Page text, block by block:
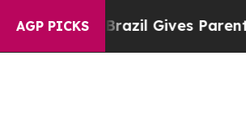
AGP PICKS
YouthBrazil Gives Parents